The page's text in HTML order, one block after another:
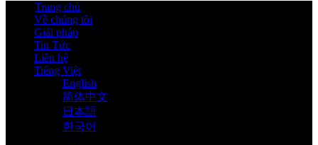
Trang chủ
Về chúng tôi
Giải pháp
Tin Tức
Liên hệ
Tiếng Việt
English
简体中文
日本語
한국어